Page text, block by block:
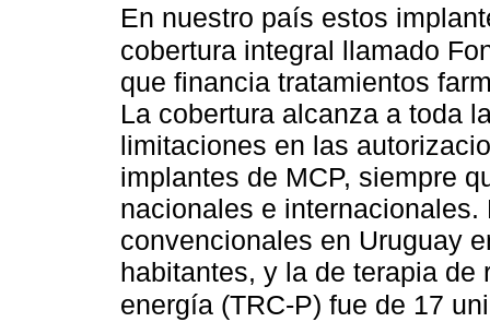
En nuestro país estos
cobertura integral llamado
que financia tratamientos
La cobertura alcanza a toda
limitaciones en las
implantes de MCP, siempre
nacionales e
convencionales en Uruguay
habitantes, y la de terapia
energía (TRC-P) fue de 17